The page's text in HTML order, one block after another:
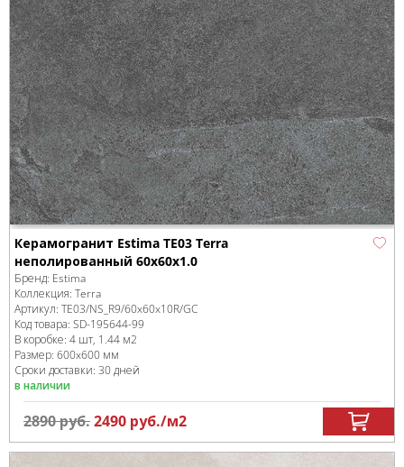
Керамогранит Estima TE03 Terra
неполированный 60x60x1.0
Бренд: Estima
Коллекция: Terra
Артикул: TE03/NS_R9/60x60x10R/GC
Код товара: SD-195644-99
В коробке: 4 шт, 1.44 м2
Размер: 600x600 мм
Сроки доставки: 30 дней
в наличии
2890руб.2490 руб./м2